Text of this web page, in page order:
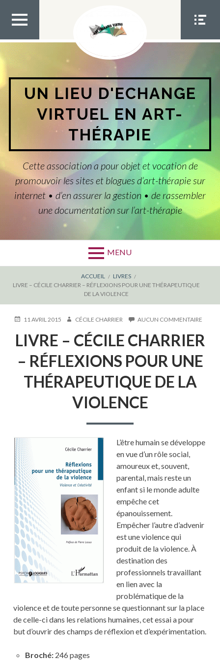
contenu
MEN
U TOP
MEN
SOCIA
UN LIEU D'ECHANGE
VIRTUEL EN ART-
THÉRAPIE
Cette association a pour objet et vocation de
promouvoir les sites et blogues d’art-thérapie sur
internet • d’en assurer la gestion • de rassembler
une documentation sur l’art-thérapie
MENU
FIL
ACCUEIL
LIVRES
LIVRE – CÉCILE CHARRIER – RÉFLEXIONS POUR UNE THÉRAPEUTIQUE
DE LA VIOLENCE
PUBLIÉ11 AVRIL 2015 AUTEUR
CÉCILE CHARRIER AUCUN COMMENTAIRE
–
LIVRE – CÉCILE CHARRIER
– RÉFLEXIONS POUR UNE
THÉRAPEUTIQUE DE LA
VIOLENCE
L’être humain se développe
en vue d’un rôle social,
amoureux et, souvent,
parental, mais reste un
enfant si le monde adulte
empêche cet
épanouissement.
Empêcher l’autre d’advenir
est une violence qui
produit de la violence. À
destination des
professionnels travaillant
en lien avec la
problématique de la
violence et de toute personne se questionnant sur la place
de celle-ci dans les relations humaines, cet essai a pour
but d’ouvrir des champs de réflexion et d’expérimentation.
Broché:246 pages